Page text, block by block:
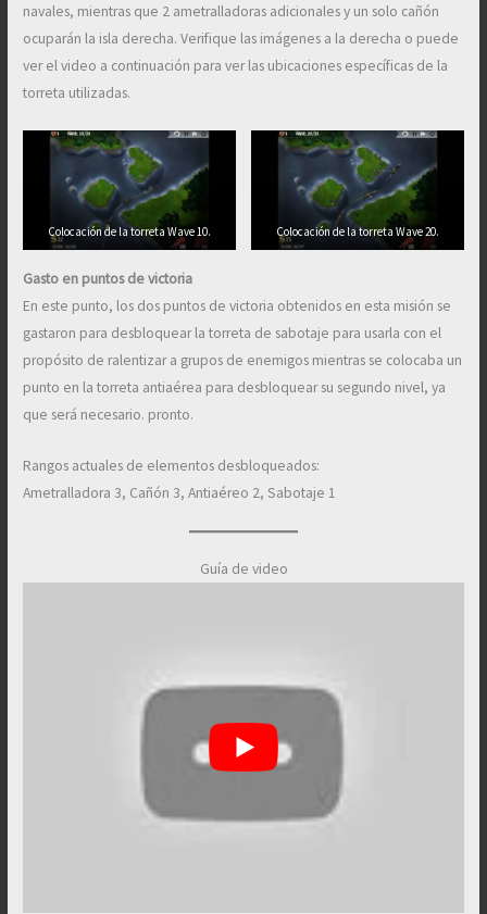
navales, mientras que 2 ametralladoras adicionales y un solo cañón
ocuparán la isla derecha. Verifique las imágenes a la derecha o puede
ver el video a continuación para ver las ubicaciones específicas de la
torreta utilizadas.
Colocación de la torreta Wave 10. Colocación de la torreta Wave 20.
Gasto en puntos de victoria
En este punto, los dos puntos de victoria obtenidos en esta misión se
gastaron para desbloquear la torreta de sabotaje para usarla con el
propósito de ralentizar a grupos de enemigos mientras se colocaba un
punto en la torreta antiaérea para desbloquear su segundo nivel, ya
que será necesario. pronto.
Rangos actuales de elementos desbloqueados:
Ametralladora 3, Cañón 3, Antiaéreo 2, Sabotaje 1
Guía de video